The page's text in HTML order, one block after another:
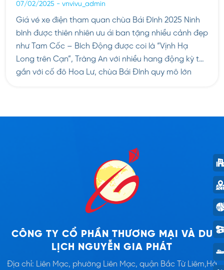
07/02/2025 - vnvivu_admin
Giá vé xe điện tham quan chùa Bái Đính 2025 Ninh
bình được thiên nhiên ưu ái ban tặng nhiều cảnh đẹp
như Tam Cốc – Bích Động được coi là “Vịnh Hạ
Long trên Cạn”, Tràng An với nhiều hang động kỳ thú
gắn với cố đô Hoa Lư, chùa Bái Đính quy mô lớn
CÔNG TY CỔ PHẦN THƯƠNG MẠI VÀ DU
LỊCH NGUYỄN GIA PHÁT
Địa chỉ: Liên Mạc, phường Liên Mạc, quận Bắc Từ Liêm,Hà